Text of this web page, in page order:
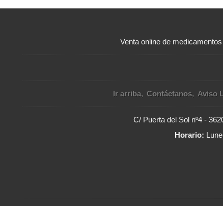
Venta online de
Ir arriba Contáctanos Aviso
C/ Puerta del Sol nº4 -
Horario: